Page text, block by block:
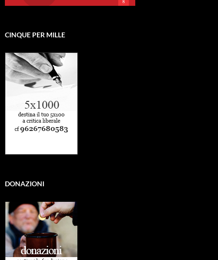
CINQUE PER MILLE
DONAZIONI